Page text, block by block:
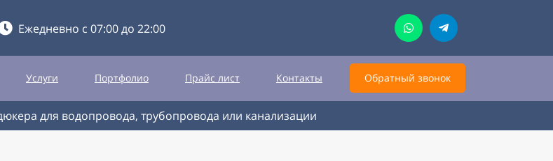
Ежедневно с 07:00 до 22:00
Услуги Портфолио Прайс лист Контакты Обратный звонок
для водопровода, трубопровода или канализации